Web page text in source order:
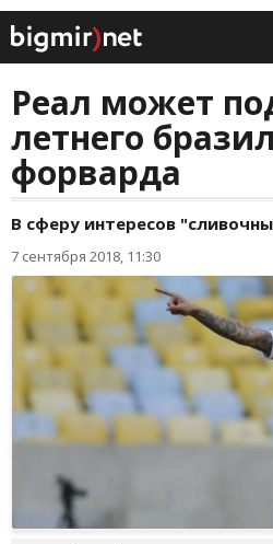
Реал может
летнего
форварда
В сферу интересов
7 сентября 2018, 11:30